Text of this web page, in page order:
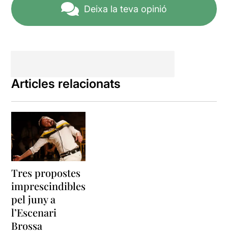
Repetitius (SMR), creats per
José Sanchis Sinisterra. La
companyia ha desenvolupat
d'aleshores
espectacles
reconèixer que nosaltres, és
Deixa la teva opinió
Articles relacionats
Tres propostes
imprescindibles
pel juny a
l’Escenari
Brossa